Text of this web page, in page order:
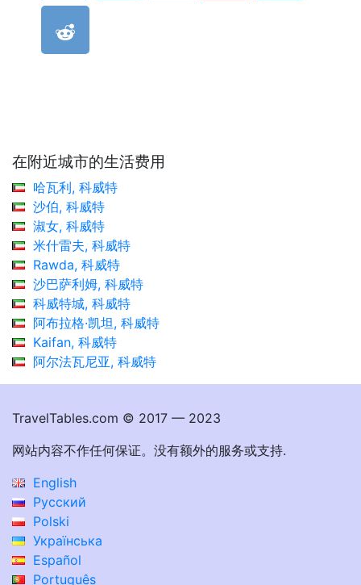
在附近城市的生活费用
哈瓦利, 科威特
沙伯, 科威特
淑女, 科威特
米什雷夫, 科威特
Rawda, 科威特
沙巴萨利姆, 科威特
科威特城, 科威特
阿布拉格·凯坦, 科威特
Kaifan, 科威特
阿尔法瓦尼亚, 科威特
TravelTables.com © 2017 — 2023
网站内容不作任何保证。没有额外的服务或支持.
English
Русский
Polski
Українська
Español
Português